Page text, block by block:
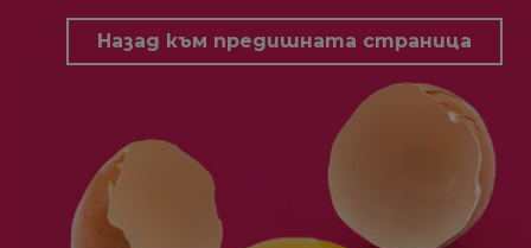
Назад към предишната страница